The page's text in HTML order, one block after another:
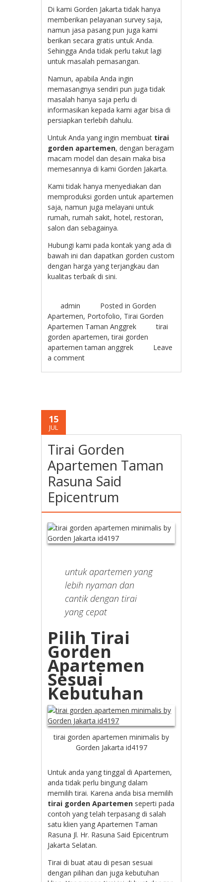
Di kami Gorden Jakarta tidak hanya
memberikan pelayanan survey saja,
namun jasa pasang pun juga kami
berikan secara gratis untuk Anda.
Sehingga Anda tidak perlu takut lagi
untuk masalah pemasangan.
Namun, apabila Anda ingin
memasangnya sendiri pun juga tidak
masalah hanya saja perlu di
informasikan kepada kami agar bisa di
persiapkan terlebih dahulu.
Untuk Anda yang ingin membuat tirai
gorden apartemen, dengan beragam
macam model dan desain maka bisa
memesannya di kami Gorden Jakarta.
Kami tidak hanya menyediakan dan
memproduksi gorden untuk apartemen
saja, namun juga melayani untuk
rumah, rumah sakit, hotel, restoran,
salon dan sebagainya.
Hubungi kami pada kontak yang ada di
bawah ini dan dapatkan gorden custom
dengan harga yang terjangkau dan
kualitas terbaik di sini.
admin Posted inGorden
Apartemen, Portofolio, Tirai Gorden
Apartemen Taman Anggrek
tirai
gorden apartemen,tirai gorden
apartemen taman anggrek
Leave
a comment
15
JUL
Tirai Gorden
Apartemen Taman
Rasuna Said
Epicentrum
untuk apartemen yang
lebih nyaman dan
cantik dengan tirai
yang cepat
Pilih Tirai
Gorden
Apartemen
Sesuai
Kebutuhan
tirai gorden apartemen minimalis by
Gorden Jakarta id4197
Untuk anda yang tinggal di Apartemen,
anda tidak perlu bingung dalam
memilih tirai. Karena anda bisa memilih
tirai gorden Apartemen seperti pada
contoh yang telah terpasang di salah
satu klien yang Apartemen Taman
Rasuna Jl. Hr. Rasuna Said Epicentrum
Jakarta Selatan.
Tirai di buat atau di pesan sesuai
dengan pilihan dan juga kebutuhan